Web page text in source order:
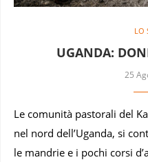
LO
UGANDA:
25
Le comunità pastorali del
nel nord dell’Uganda, si
le mandrie e i pochi corsi